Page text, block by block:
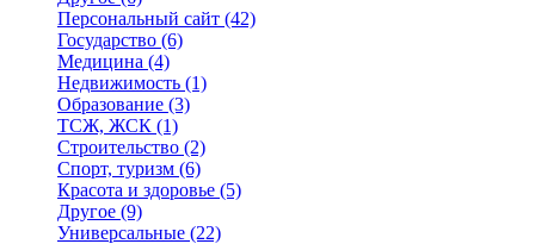
Персональный сайт (42)
Государство (6)
Медицина (4)
Недвижимость (1)
Образование (3)
ТСЖ, ЖСК (1)
Строительство (2)
Спорт, туризм (6)
Красота и здоровье (5)
Другое (9)
Универсальные (22)